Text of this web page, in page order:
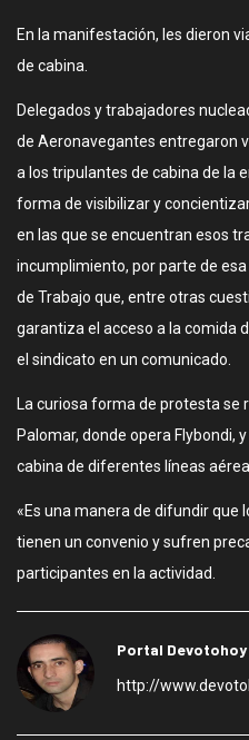
En la manifestación, les dieron
de cabina.
Delegados y trabajadores
de Aeronavegantes entregaron
a los tripulantes de cabina de la
forma de visibilizar y
en las que se encuentran esos
incumplimiento, por parte de
de Trabajo que, entre otras
garantiza el acceso a la comida
el sindicato en un comunicado.
La curiosa forma de protesta se
Palomar, donde opera Flybondi,
cabina de diferentes líneas
«Es una manera de difundir que
tienen un convenio y sufren
participantes en la actividad.
Portal Devotohoy
http://